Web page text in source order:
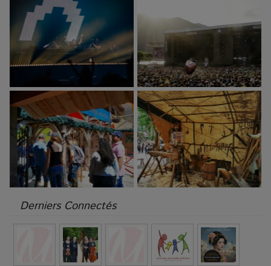
Derniers Connectés